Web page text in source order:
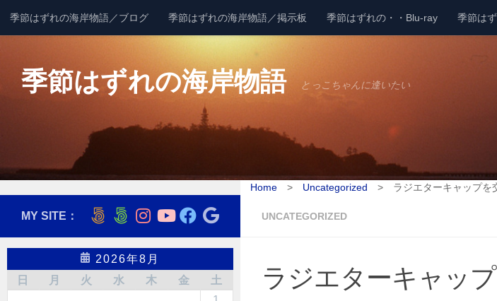
コンテンツへスキップ
季節はずれの海岸物語／ブログ 季節はずれの海岸物語／掲示板 季節はずれの・・Blu-ray 季節は
季節はずれの海岸物語 とっこちゃんに逢いたい
Home > Uncategorized > ラジエターキャップを
UNCATEGORIZED
ラジエターキャッ
MY SITE：
2026年8月
日
月 火 水 木 金
土